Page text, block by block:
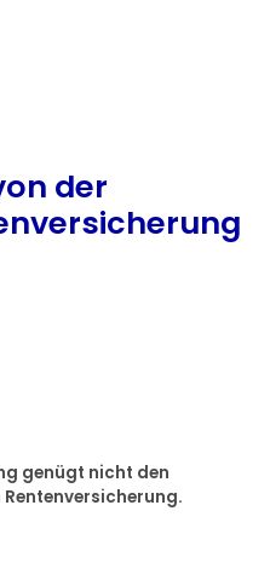
der
genügt nicht den